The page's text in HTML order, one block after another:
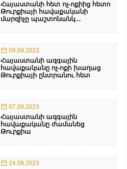
Հայաստանի հետ ոչ-ոքիից հետո
Թուրքիայի հավաքականի
մարզիչը պաշտոնանկ...
09.09.2023
Հայաստանի ազգային
հավաքականը ոչ-ոքի խաղաց
Թուրքիայի ընտրանու հետ
07.09.2023
Հայաստանի ազգային
հավաքականը ժամանեց
Թուրքիա
24.08.2023